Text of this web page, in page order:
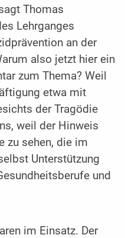
Thomas
Lehrganges
an der
also jetzt hier ein
zum Thema? Weil
etwa mit
der Tragödie
weil der Hinweis
zu sehen, die im
Unterstützung
und
im Einsatz. Der